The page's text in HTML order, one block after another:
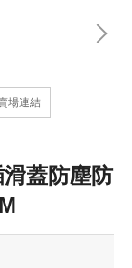
場連結
蓋防塵防